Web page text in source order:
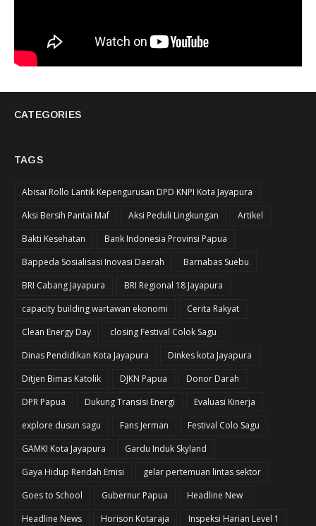
CATEGORIES
TAGS
Abisai Rollo Lantik Kepengurusan DPD KNPI Kota Jayapura
Aksi Bersih Pantai Maf
Aksi Peduli Lingkungan
Artikel
Bakti Kesehatan
Bank Indonesia Provinsi Papua
Bappeda Sosialisasi Inovasi Daerah
Barnabas Suebu
BRI Cabang Jayapura
BRI Regional 18 Jayapura
capacity building wartawan ekonomi
Cerita Rakyat
Clean Energy Day
closing Festival Colok Sagu
Dinas Pendidikan Kota Jayapura
Dinkes kota Jayapura
Ditjen Bimas Katolik
DJKN Papua
Donor Darah
DPR Papua
Dukung Transisi Energi
Evaluasi Kinerja
explore dusun sagu
Fans Jerman
Festival Colo Sagu
GAMKI Kota Jayapura
Gardu Induk Skyland
Gaya Hidup Rendah Emisi
gelar pertemuan lintas sektor
Goes to School
Gubernur Papua
Headline New
Headline News
Horison Kotaraja
Inspeksi Harian Level 1